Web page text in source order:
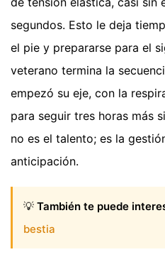
segundos. Esto le deja
el pie y prepararse para el
veterano termina la
empezó su eje, con la
para seguir tres horas más
no es el talento; es la
anticipación.
💡 También te puede
bestia